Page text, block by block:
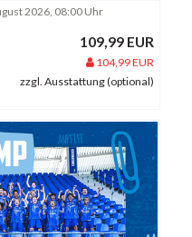
2026, 08:00 Uhr
109,99 EUR
104,99 EUR
zzgl. Ausstattung (optional)